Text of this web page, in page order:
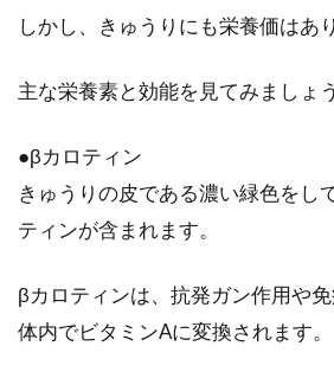
ックにこだわってみ
「うど」どうや
スーパーや八百屋さ
しかし、きゅうりにも栄養価はあ
主な栄養素と効能を見てみましょう
●βカロティン
きゅうりの皮である濃い緑色をし
ティンが含まれます。
βカロティンは、抗発ガン作用や免
体内でビタミンAに変換されます。